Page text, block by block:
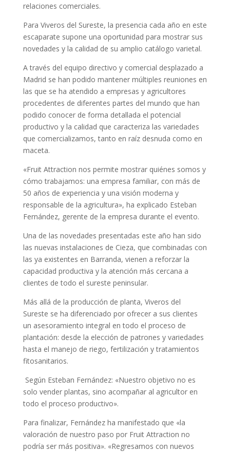
relaciones comerciales.
Para Viveros del Sureste, la presencia cada año en este
escaparate supone una oportunidad para mostrar sus
novedades y la calidad de su amplio catálogo varietal.
A través del equipo directivo y comercial desplazado a
Madrid se han podido mantener múltiples reuniones en
las que se ha atendido a empresas y agricultores
procedentes de diferentes partes del mundo que han
podido conocer de forma detallada el potencial
productivo y la calidad que caracteriza las variedades
que comercializamos, tanto en raíz desnuda como en
maceta.
«Fruit Attraction nos permite mostrar quiénes somos y
cómo trabajamos: una empresa familiar, con más de
50 años de experiencia y una visión moderna y
responsable de la agricultura», ha explicado Esteban
Fernández, gerente de la empresa durante el evento.
Una de las novedades presentadas este año han sido
las nuevas instalaciones de Cieza, que combinadas con
las ya existentes en Barranda, vienen a reforzar la
capacidad productiva y la atención más cercana a
clientes de todo el sureste peninsular.
Más allá de la producción de planta, Viveros del
Sureste se ha diferenciado por ofrecer a sus clientes
un asesoramiento integral en todo el proceso de
plantación: desde la elección de patrones y variedades
hasta el manejo de riego, fertilización y tratamientos
fitosanitarios.
Según Esteban Fernández: «Nuestro objetivo no es
solo vender plantas, sino acompañar al agricultor en
todo el proceso productivo».
Para finalizar, Fernández ha manifestado que «la
valoración de nuestro paso por Fruit Attraction no
podría ser más positiva». «Regresamos con nuevos